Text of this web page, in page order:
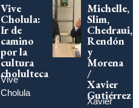
Vive
Cholula:
Ir de
camino
por la
cultura
cholulteca
Vive
Cholula
Michelle,
Slim,
Chedraui,
Rendón
y
Morena
/
Xavier
Gutiérrez
Xavier